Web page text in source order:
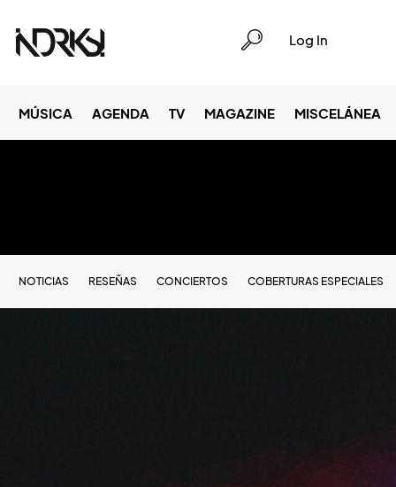
Log In
MÚSICA AGENDA TV MAGAZINE MISCELÁNEA
NOTICIAS RESEÑAS CONCIERTOS COBERTURAS ESPECIALES